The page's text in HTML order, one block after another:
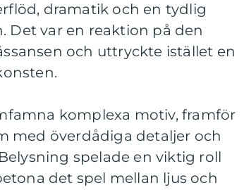
dramatik och en tydlig
Det var en reaktion på den
och uttryckte istället en
komplexa motiv, framför
med överdådiga detaljer och
spelade en viktig roll
det spel mellan ljus och